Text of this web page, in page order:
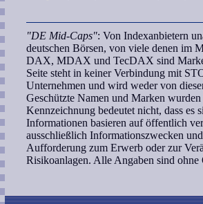
"DE Mid-Caps": Von Indexanbietern
deutschen Börsen, von viele denen im
DAX, MDAX und TecDAX sind
Seite steht in keiner Verbindung mit
Unternehmen und wird weder von
Geschützte Namen und Marken
Kennzeichnung bedeutet nicht, dass es
Informationen basieren auf öffentlich
ausschließlich Informationszwecken
Aufforderung zum Erwerb oder zur
Risikoanlagen. Alle Angaben sind ohne